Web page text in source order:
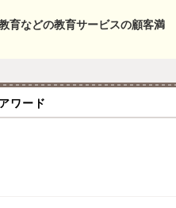
育などの教育サービスの顧客満
ワード